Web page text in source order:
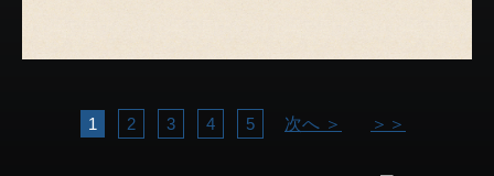
1 2 3 4 5 次へ ＞ ＞＞